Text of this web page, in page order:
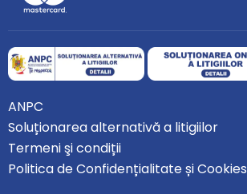
ANPC
Soluționarea alternativă a litigiilor
Termeni şi condiții
Politica de Confidențialitate și Cookies